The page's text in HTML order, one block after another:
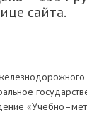
сайта.